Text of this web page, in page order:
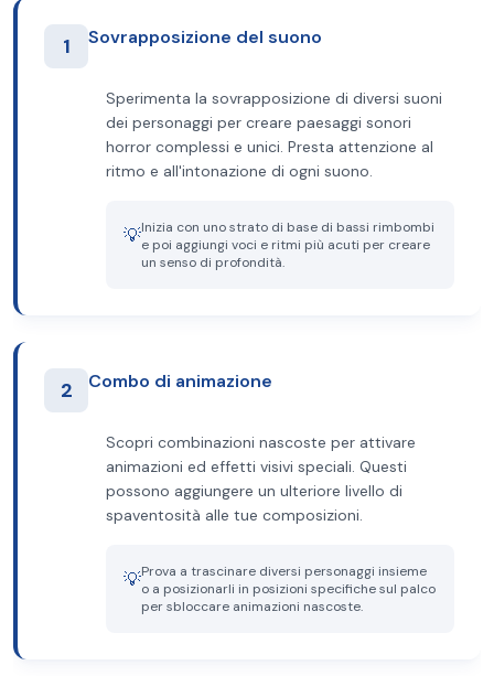
1 Sovrapposizione del suono
Sperimenta la sovrapposizione di diversi suoni
dei personaggi per creare paesaggi sonori
horror complessi e unici. Presta attenzione al
ritmo e all'intonazione di ogni suono.
💡Inizia con uno strato di base di bassi rimbombi
e poi aggiungi voci e ritmi più acuti per creare
un senso di profondità.
2 Combo di animazione
Scopri combinazioni nascoste per attivare
animazioni ed effetti visivi speciali. Questi
possono aggiungere un ulteriore livello di
spaventosità alle tue composizioni.
💡Prova a trascinare diversi personaggi insieme
o a posizionarli in posizioni specifiche sul palco
per sbloccare animazioni nascoste.